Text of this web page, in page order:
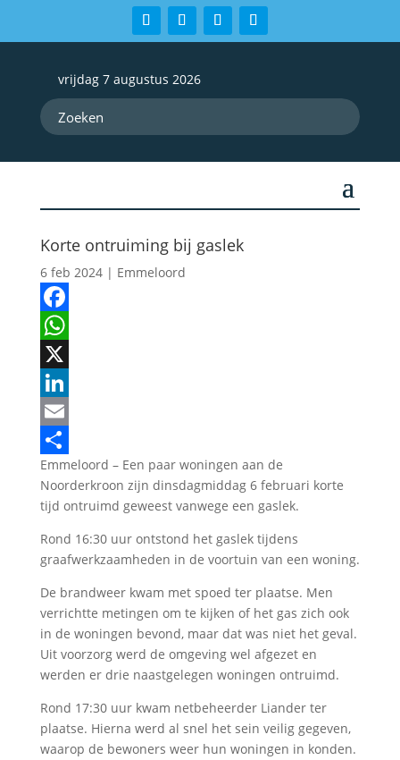
vrijdag 7 augustus 2026
Korte ontruiming bij gaslek
6 feb 2024| Emmeloord
Facebook
WhatsApp
X
LinkedIn
Email
Delen
Emmeloord – Een paar woningen aan de
Noorderkroon zijn dinsdagmiddag 6 februari korte
tijd ontruimd geweest vanwege een gaslek.
Rond 16:30 uur ontstond het gaslek tijdens
graafwerkzaamheden in de voortuin van een woning.
De brandweer kwam met spoed ter plaatse. Men
verrichtte metingen om te kijken of het gas zich ook
in de woningen bevond, maar dat was niet het geval.
Uit voorzorg werd de omgeving wel afgezet en
werden er drie naastgelegen woningen ontruimd.
Rond 17:30 uur kwam netbeheerder Liander ter
plaatse. Hierna werd al snel het sein veilig gegeven,
waarop de bewoners weer hun woningen in konden.